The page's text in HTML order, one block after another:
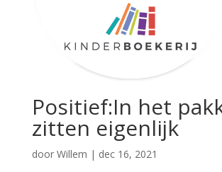
Positief:In het
zitten eigenlijk
door Willem | dec 16, 2021